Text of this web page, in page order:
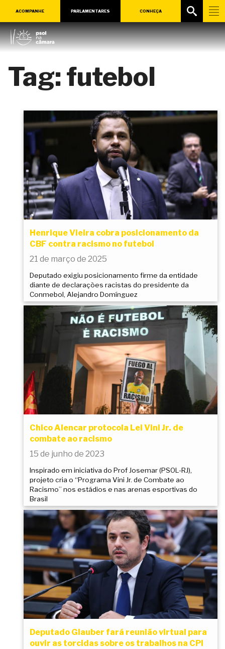
ACOMPANHE PARLAMENTARES CONHEÇA
Tag:futebol
Henrique Vieira cobra posicionamento da
CBF contra racismo no futebol
21 de março de 2025
Deputado exigiu posicionamento firme da entidade
diante de declarações racistas do presidente da
Conmebol, Alejandro Domínguez
Chico Alencar protocola Lei Vini Jr. de
combate ao racismo
15 de junho de 2023
Inspirado em iniciativa do Prof Josemar (PSOL-RJ),
projeto cria o “Programa Vini Jr. de Combate ao
Racismo” nos estádios e nas arenas esportivas do
Brasil
Deputado Glauber fará reunião virtual para
ouvir as torcidas sobre os trabalhos na CPI